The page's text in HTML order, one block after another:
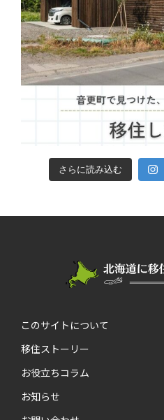
さらに読み込む
このサイトについて
移住ストーリー
お役立ちコラム
お知らせ